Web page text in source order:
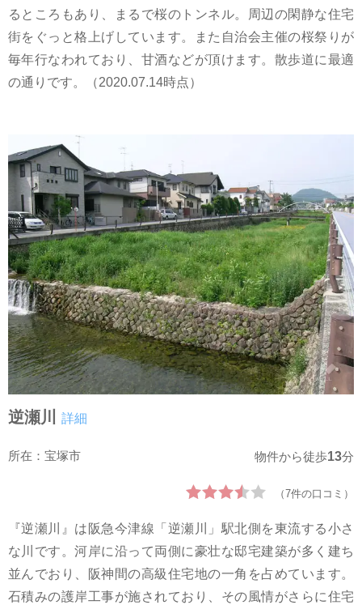
るところもあり、まるで桜のトンネル。周辺の閑静な住宅
街をぐっと格上げしています。また自治会主催の桜祭りが
毎年行なわれており、甘酒などが頂けます。散歩道に最適
の通りです。（2020.07.14時点）
逆瀬川 詳細
所在：宝塚市 物件から徒歩13分
（7件の口コミ）
『逆瀬川』は阪急今津線「逆瀬川」駅北側を東流する小さ
な川です。河岸に沿って両側に豪壮な邸宅建築が多く建ち
並んでおり、阪神間の高級住宅地の一角を占めています。
石積みの護岸工事が施されており、その風情がさらに住宅